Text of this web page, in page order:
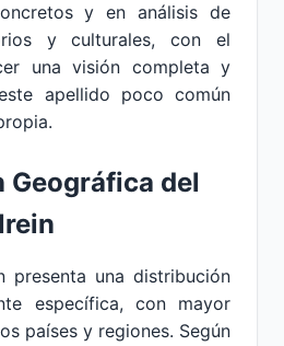
y en análisis de
y culturales, con el
una visión completa y
apellido poco común
del
presenta una distribución
específica, con mayor
países y regiones. Según